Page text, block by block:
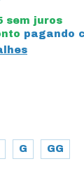
sem juros
pagando
G GG